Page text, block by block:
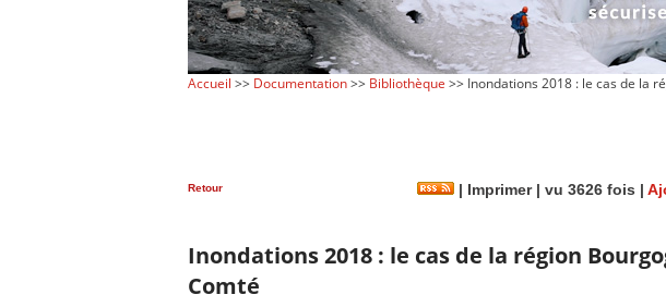
Accueil >> Documentation>> Bibliothèque >> Inondations 2018 : le cas de la
Retour Imprimer| vu 3626 fois |
Inondations 2018 : le cas de la région
Comté